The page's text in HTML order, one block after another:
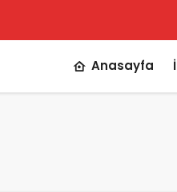
Anasayfa